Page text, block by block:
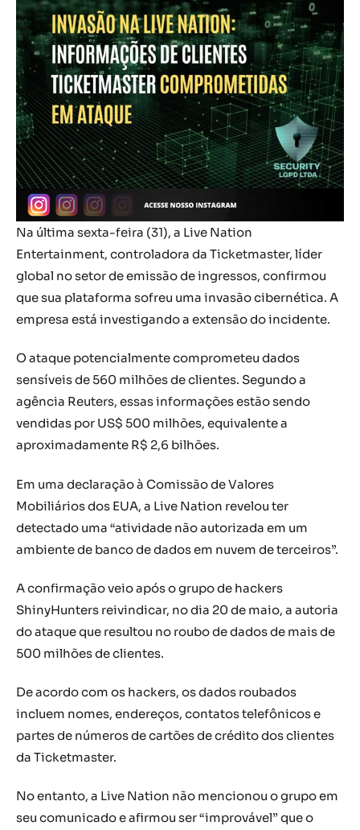
Na última sexta-feira (31), a Live Nation
Entertainment, controladora da Ticketmaster, líder
global no setor de emissão de ingressos, confirmou
que sua plataforma sofreu uma invasão cibernética. A
empresa está investigando a extensão do incidente.
O ataque potencialmente comprometeu dados
sensíveis de 560 milhões de clientes. Segundo a
agência Reuters, essas informações estão sendo
vendidas por US$ 500 milhões, equivalente a
aproximadamente R$ 2,6 bilhões.
Em uma declaração à Comissão de Valores
Mobiliários dos EUA, a Live Nation revelou ter
detectado uma “atividade não autorizada em um
ambiente de banco de dados em nuvem de terceiros”.
A confirmação veio após o grupo de hackers
ShinyHunters reivindicar, no dia 20 de maio, a autoria
do ataque que resultou no roubo de dados de mais de
500 milhões de clientes.
De acordo com os hackers, os dados roubados
incluem nomes, endereços, contatos telefônicos e
partes de números de cartões de crédito dos clientes
da Ticketmaster.
No entanto, a Live Nation não mencionou o grupo em
seu comunicado e afirmou ser “improvável” que o